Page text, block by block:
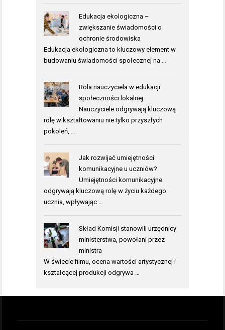
Edukacja ekologiczna –
zwiększanie świadomości o
ochronie środowiska
Edukacja ekologiczna to kluczowy element w
budowaniu świadomości społecznej na …
Rola nauczyciela w edukacji
społeczności lokalnej
Nauczyciele odgrywają kluczową
rolę w kształtowaniu nie tylko przyszłych
pokoleń, …
Jak rozwijać umiejętności
komunikacyjne u uczniów?
Umiejętności komunikacyjne
odgrywają kluczową rolę w życiu każdego
ucznia, wpływając …
Skład Komisji stanowili urzędnicy
ministerstwa, powołani przez
ministra
W świecie filmu, ocena wartości artystycznej i
kształcącej produkcji odgrywa …